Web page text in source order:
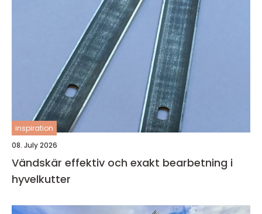
inspiration
08. July 2026
Vändskär effektiv och exakt bearbetning i
hyvelkutter